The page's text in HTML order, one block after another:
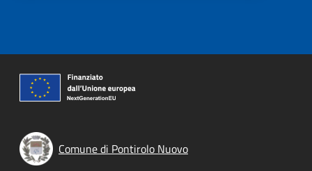
Comune di Pontirolo Nuovo